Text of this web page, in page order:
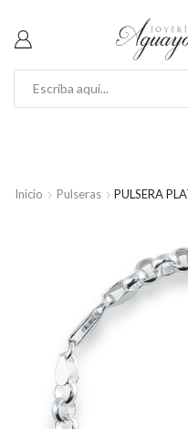
Inicio Pulseras PULSERA